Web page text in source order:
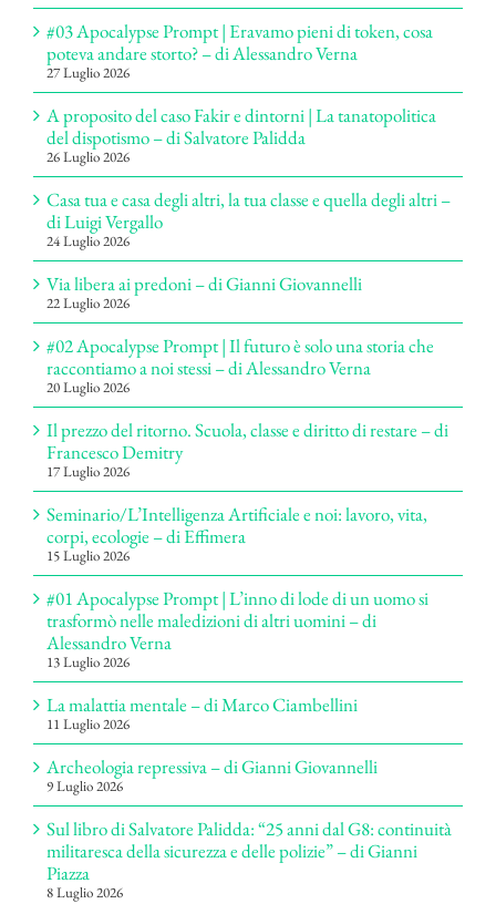
#03 Apocalypse Prompt | Eravamo pieni di token, cosa
poteva andare storto? – di Alessandro Verna
27 Luglio 2026
A proposito del caso Fakir e dintorni | La tanatopolitica
del dispotismo – di Salvatore Palidda
26 Luglio 2026
Casa tua e casa degli altri, la tua classe e quella degli altri –
di Luigi Vergallo
24 Luglio 2026
Via libera ai predoni – di Gianni Giovannelli
22 Luglio 2026
#02 Apocalypse Prompt | Il futuro è solo una storia che
raccontiamo a noi stessi – di Alessandro Verna
20 Luglio 2026
Il prezzo del ritorno. Scuola, classe e diritto di restare – di
Francesco Demitry
17 Luglio 2026
Seminario/L’Intelligenza Artificiale e noi: lavoro, vita,
corpi, ecologie – di Effimera
15 Luglio 2026
#01 Apocalypse Prompt | L’inno di lode di un uomo si
trasformò nelle maledizioni di altri uomini – di
Alessandro Verna
13 Luglio 2026
La malattia mentale – di Marco Ciambellini
11 Luglio 2026
Archeologia repressiva – di Gianni Giovannelli
9 Luglio 2026
Sul libro di Salvatore Palidda: “25 anni dal G8: continuità
militaresca della sicurezza e delle polizie” – di Gianni
Piazza
8 Luglio 2026